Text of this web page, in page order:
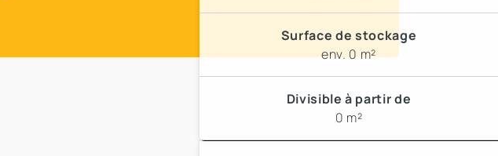
Surface de stockage
env. 0 m²
Divisible à partir de
0 m²